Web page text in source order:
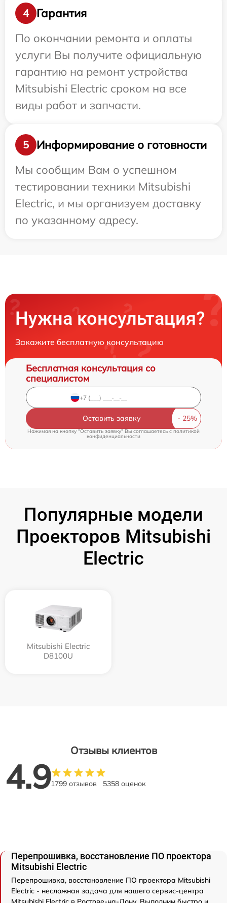
4
Гарантия
По окончании ремонта и оплаты
услуги Вы получите официальную
гарантию на ремонт устройства
Mitsubishi Electric сроком на все
виды работ и запчасти.
5
Информирование о готовности
Мы сообщим Вам о успешном
тестировании техники Mitsubishi
Electric, и мы организуем доставку
по указанному адресу.
Нужна консультация?
Закажите бесплатную консультацию
Бесплатная консультация со
специалистом
Оставить заявку
Нажимая на кнопку "Оставить заявку" Вы соглашаетесь c политикой
конфиденциальности
Популярные модели
Проекторов Mitsubishi
Electric
Mitsubishi Electric
D8100U
Отзывы клиентов
4.91799 отзывов 5358 оценок
Перепрошивка, восстановление ПО проектора
Mitsubishi Electric
Перепрошивка, восстановление ПО проектора Mitsubishi
Electric - несложная задача для нашего сервис-центра